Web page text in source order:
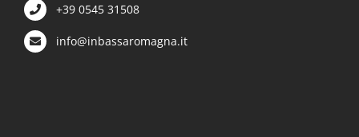
+39 0545 31508
info@inbassaromagna.it